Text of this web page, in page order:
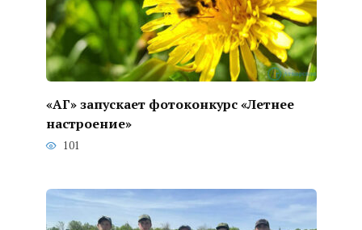
«АГ» запускает фотоконкурс «Летнее
настроение»
101